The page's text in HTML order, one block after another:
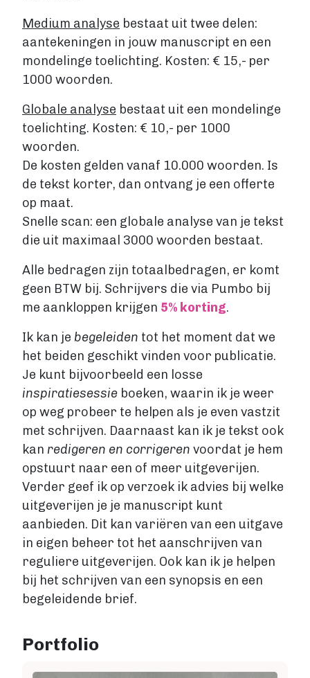
Contact
Account maken
Medium analyse bestaat uit twee delen:
aantekeningen in jouw manuscript en een
mondelinge toelichting. Kosten: € 15,- per
1000 woorden.
Globale analyse bestaat uit een mondelinge
toelichting. Kosten: € 10,- per 1000
woorden.
De kosten gelden vanaf 10.000 woorden. Is
de tekst korter, dan ontvang je een offerte
op maat.
Snelle scan: een globale analyse van je tekst
die uit maximaal 3000 woorden bestaat.
Alle bedragen zijn totaalbedragen, er komt
geen BTW bij. Schrijvers die via Pumbo bij
me aankloppen krijgen 5% korting.
Ik kan je begeleiden tot het moment dat we
het beiden geschikt vinden voor publicatie.
Je kunt bijvoorbeeld een losse
inspiratiesessie boeken, waarin ik je weer
op weg probeer te helpen als je even vastzit
met schrijven. Daarnaast kan ik je tekst ook
kan redigeren en corrigeren voordat je hem
opstuurt naar een of meer uitgeverijen.
Verder geef ik op verzoek ik advies bij welke
uitgeverijen je je manuscript kunt
aanbieden. Dit kan variëren van een uitgave
in eigen beheer tot het aanschrijven van
reguliere uitgeverijen. Ook kan ik je helpen
bij het schrijven van een synopsis en een
begeleidende brief.
Portfolio